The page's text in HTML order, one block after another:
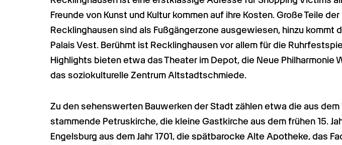
Freunde von Kunst und Kultur kommen auf ihre Kosten. Große Teile
Recklinghausen sind als Fußgängerzone ausgewiesen, hinzu kommt
Palais Vest. Berühmt ist Recklinghausen vor allem für die
Highlights bieten etwa das Theater im Depot, die Neue Philharmonie
das soziokulturelle Zentrum Altstadtschmiede.
Zu den sehenswerten Bauwerken der Stadt zählen etwa die aus dem
stammende Petruskirche, die kleine Gastkirche aus dem frühen 15.
Engelsburg aus dem Jahr 1701, die spätbarocke Alte Apotheke, das